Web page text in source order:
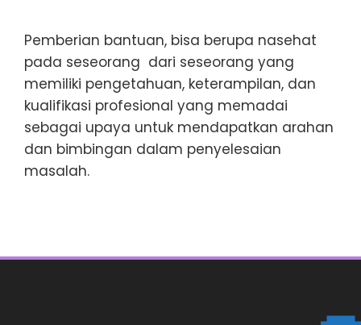
Pemberian bantuan, bisa berupa nasehat
pada seseorang dari seseorang yang
memiliki pengetahuan, keterampilan, dan
kualifikasi profesional yang memadai
sebagai upaya untuk mendapatkan arahan
dan bimbingan dalam penyelesaian
masalah.